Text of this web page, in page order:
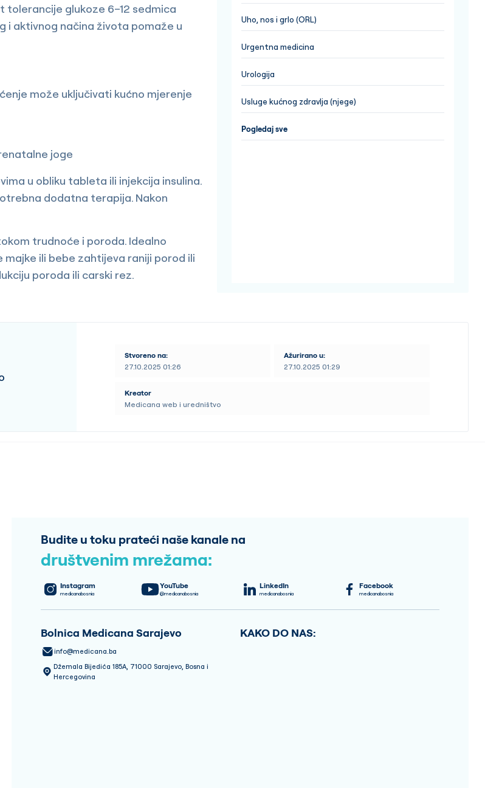
glukoze 6–12 sedmica
i aktivnog načina života pomaže u
može uključivati kućno mjerenje
joge
u obliku tableta ili injekcija insulina.
dodatna terapija. Nakon
trudnoće i poroda. Idealno
ili bebe zahtijeva raniji porod ili
poroda ili carski rez.
Uho, nos i grlo (ORL)
Urgentna medicina
Urologija
Usluge kućnog zdravlja (njege)
Pogledaj sve
Stvoreno na:
27.10.2025 01:26
Ažurirano u:
27.10.2025 01:29
Kreator
Medicana web i uredništvo
Budite u toku prateći naše kanale na
društvenim mrežama:
Instagram
medicanabosnia
YouTube
@medicanabosnia
LinkedIn
medicanabosnia
Facebook
medicanabosnia
Bolnica Medicana Sarajevo
info@medicana.ba
Džemala Bijedića 185A, 71000 Sarajevo, Bosna i
Hercegovina
KAKO DO NAS: